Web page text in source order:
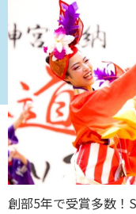
創部5年で受賞多数！